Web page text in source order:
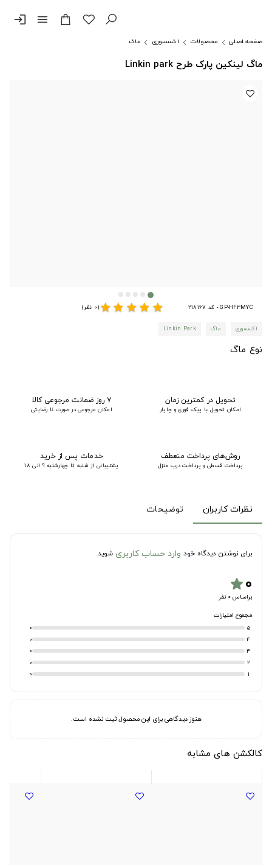
menu
login
صفحه اصلی محصولات اکسسوری ماگ
ماگ لینکین پارک طرح Linkin park
GP-HF3MYC - کد 218167 star
star
star
star
star(0 نظر)
اکسسوری ماگ Linkin Park
نوع ماگ
تحویل در کمترین زمان
امکان تحویل با پیک فوری و چاپار
۷ روز ضمانت مرجوعی کالا
امکان مرجوعی در صورت نا رضایتی
روش‌های پرداخت منعطف
پرداخت قسطی و پرداخت درب منزل
خدمات پس از خرید
پشتیبانی از شنبه تا چهارشنبه 9 الی 18
نظرات کاربران توضیحات
برای نوشتن دیدگاه خود وارد حساب کاربری شوید.
۰star
براساس 0 نفر
مجموع امتیازات
5
0
4
0
3
0
2
0
1
0
هنوز دیدگاهی برای این محصول ثبت نشده است.
کالکشن های مشابه